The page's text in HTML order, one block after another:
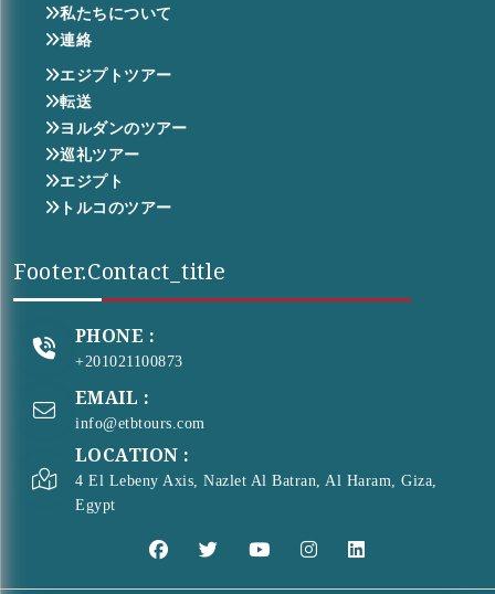
私たちについて
連絡
エジプトツアー
転送
ヨルダンのツアー
巡礼ツアー
エジプト
トルコのツアー
Footer.contact_title
PHONE :
+201021100873
EMAIL :
info@etbtours.com
LOCATION :
4 El Lebeny Axis, Nazlet Al Batran, Al Haram, Giza,
Egypt